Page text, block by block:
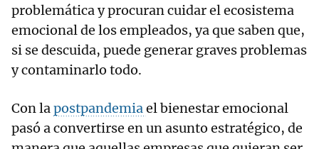
problemática y procuran cuidar el ecosistema
emocional de los empleados, ya que saben que,
si se descuida, puede generar graves problemas
y contaminarlo todo.
Con lapostpandemiael bienestar emocional
pasó a convertirse en un asunto estratégico, de